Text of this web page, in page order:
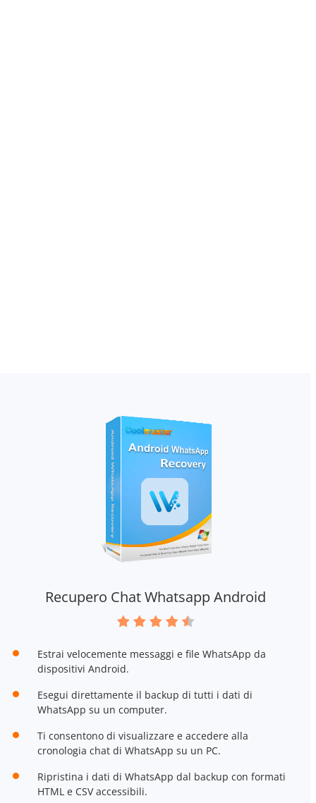
Recupero Chat Whatsapp Android
Estrai velocemente messaggi e file WhatsApp da
dispositivi Android.
Esegui direttamente il backup di tutti i dati di
WhatsApp su un computer.
Ti consentono di visualizzare e accedere alla
cronologia chat di WhatsApp su un PC.
Ripristina i dati di WhatsApp dal backup con formati
HTML e CSV accessibili.